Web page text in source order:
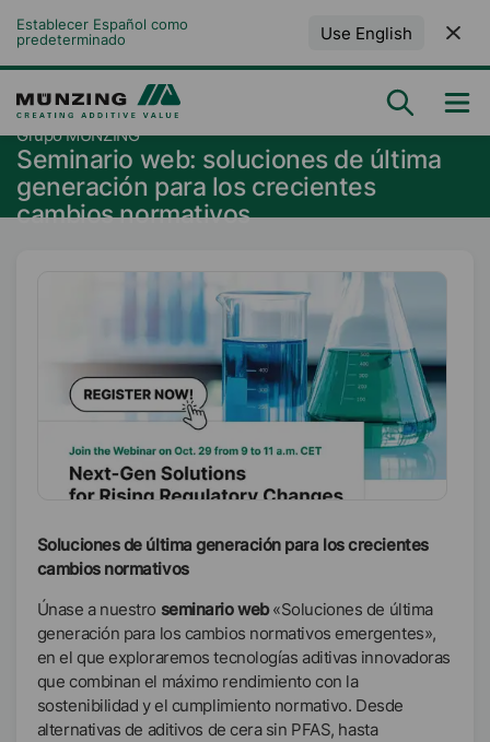
Establecer Español como
predeterminado
Use English
Grupo MÜNZING
Seminario web: soluciones de última
generación para los crecientes
cambios normativos
Soluciones de última generación para los crecientes
cambios normativos
Únase a nuestro seminario web«Soluciones de última
generación para los cambios normativos emergentes»,
en el que exploraremos tecnologías aditivas innovadoras
que combinan el máximo rendimiento con la
sostenibilidad y el cumplimiento normativo. Desde
alternativas de aditivos de cera sin PFAS, hasta